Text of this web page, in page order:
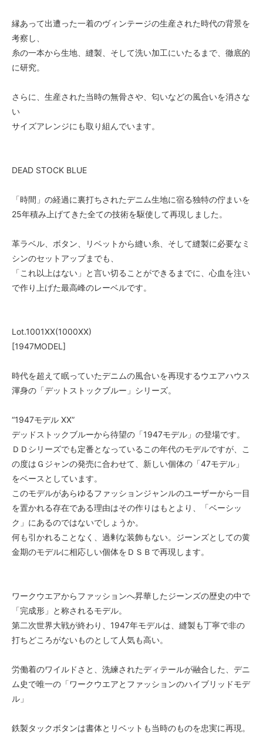
縁あって出遭った一着のヴィンテージの生産された時代の背景を
考察し、
糸の一本から生地、縫製、そして洗い加工にいたるまで、徹底的
に研究。
さらに、生産された当時の無骨さや、匂いなどの風合いを消さな
い
サイズアレンジにも取り組んでいます。
DEAD STOCK BLUE
「時間」の経過に裏打ちされたデニム生地に宿る独特の佇まいを
25年積み上げてきた全ての技術を駆使して再現しました。
革ラベル、ボタン、リベットから縫い糸、そして縫製に必要なミ
シンのセットアップまでも、
「これ以上はない」と言い切ることができるまでに、心血を注い
で作り上げた最高峰のレーベルです。
Lot.1001XX(1000XX)
[1947MODEL]
時代を超えて眠っていたデニムの風合いを再現するウエアハウス
渾身の「デットストックブルー」シリーズ。
“1947モデル XX”
デッドストックブルーから待望の「1947モデル」の登場です。
ＤＤシリーズでも定番となっているこの年代のモデルですが、こ
の度はＧジャンの発売に合わせて、新しい個体の「47モデル」
をベースとしています。
このモデルがあらゆるファッションジャンルのユーザーから一目
を置かれる存在である理由はその作りはもとより、「ベーシッ
ク」にあるのではないでしょうか。
何も引かれることなく、過剰な装飾もない。ジーンズとしての黄
金期のモデルに相応しい個体をＤＳＢで再現します。
ワークウエアからファッションへ昇華したジーンズの歴史の中で
「完成形」と称されるモデル。
第二次世界大戦が終わり、1947年モデルは、縫製も丁寧で非の
打ちどころがないものとして人気も高い。
労働着のワイルドさと、洗練されたディテールが融合した、デニ
ム史で唯一の「ワークウエアとファッションのハイブリッドモデ
ル」
鉄製タックボタンは書体とリベットも当時のものを忠実に再現。